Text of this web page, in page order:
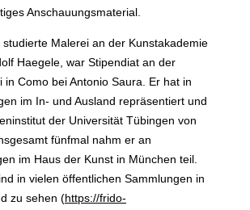
Anschauungsmaterial.
Malerei an der Kunstakademie
Haegele, war Stipendiat an der
in Como bei Antonio Saura. Er hat in
im In- und Ausland repräsentiert und
der Universität Tübingen von
fünfmal nahm er an
im Haus der Kunst in München teil.
in vielen öffentlichen Sammlungen in
zu sehen (https://frido-